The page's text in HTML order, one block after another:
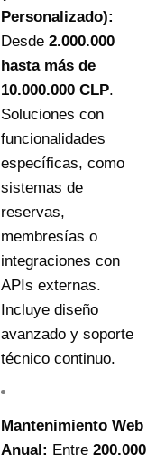
Personalizado):
Desde 2.000.000
hasta más de
10.000.000 CLP.
Soluciones con
funcionalidades
específicas, como
sistemas de
reservas,
membresías o
integraciones con
APIs externas.
Incluye diseño
avanzado y soporte
técnico continuo.
Mantenimiento Web
Anual: Entre 200.000